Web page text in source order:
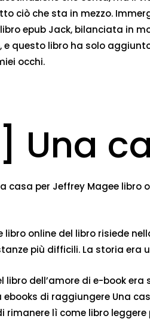
ciò che sta in mezzo.
epub Jack, bilanciata in
e questo libro ha solo
occhi.
Una
casa per Jeffrey Magee
libro online del libro risiede
più difficili. La storia
libro dell’amore di e-book
di raggiungere Una
rimanere lì come libro